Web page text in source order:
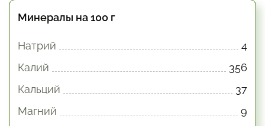
Минералы на 100 г
Натрий
4
Калий
356
Кальций
37
Магний
9